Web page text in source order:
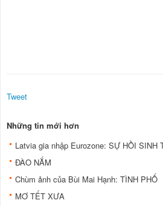
Tweet
Những tin mới hơn
Latvia gia nhập Eurozone: SỰ HỒI SINH
ĐÀO NẮM
Chùm ảnh của Bùi Mai Hạnh: TÌNH PHỐ
MƠ TẾT XƯA